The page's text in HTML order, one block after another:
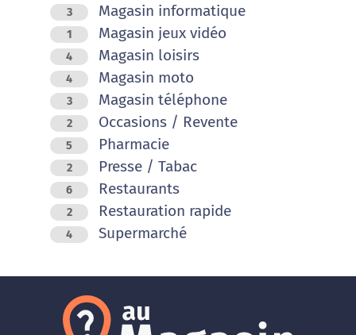
3 Magasin informatique
1 Magasin jeux vidéo
4 Magasin loisirs
4 Magasin moto
3 Magasin téléphone
2 Occasions / Revente
5 Pharmacie
2 Presse / Tabac
6 Restaurants
2 Restauration rapide
4 Supermarché